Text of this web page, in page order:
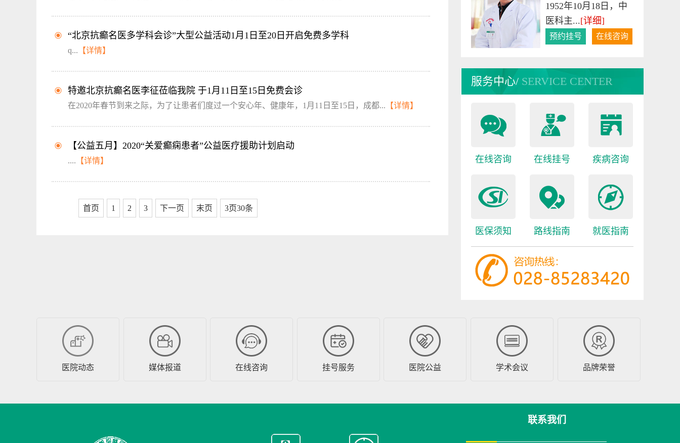
“北京抗癫名医多学科会诊”大型公益活动1月1日至20日开启免费多学科
q... 【详情】
特邀北京抗癫名医李征莅临我院 于1月11日至15日免费会诊
在2020年春节到来之际，为了让患者们度过一个安心年、健康年，1月11日至15日，成都... 【详情】
【公益五月】2020“关爱癫痫患者”公益医疗援助计划启动
.... 【详情】
首页 1 2 3 下一页 末页 3页30条
护士长、主管护师 专
家简介：1971年出
生，毕...[详细]
伍雪英
于西藏民族学院临床
医学...
预约挂号 在线咨询
游高升
从事癫痫病临床诊
疗、科研15年，具备
预约挂号
服务中心/ SERVICE CENTER
在线咨询 在线挂号 疾病咨询
医保须知 路线指南 就医指南
医院动态 媒体报道 在线咨询 挂号服务 医院公益 学术会议 品牌荣誉
联系我们